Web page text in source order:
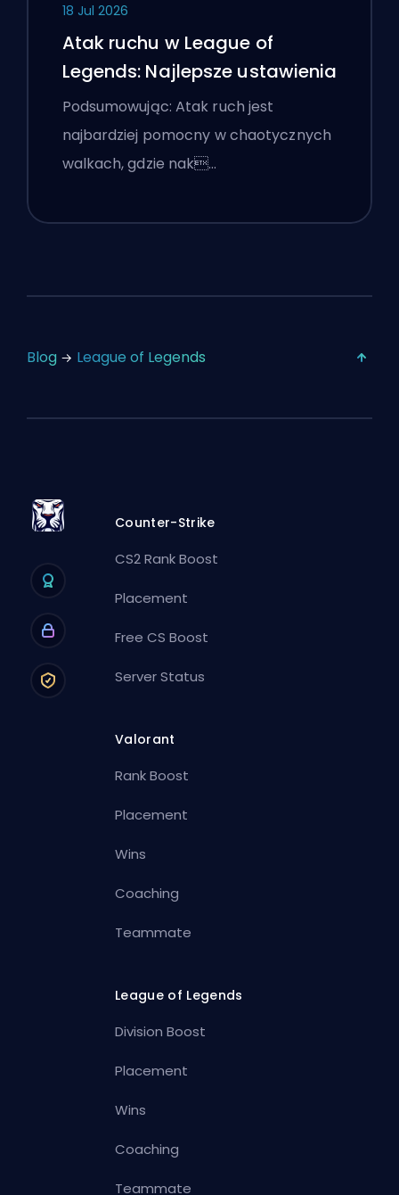
18 Jul 2026
Atak ruchu w League of
Legends: Najlepsze ustawienia
Podsumowując: Atak ruch jest
najbardziej pomocny w chaotycznych
walkach, gdzie nak…
Blog League of Legends
Counter-Strike
CS2 Rank Boost
Placement
Free CS Boost
Server Status
Valorant
Rank Boost
Placement
Wins
Coaching
Teammate
League of Legends
Division Boost
Placement
Wins
Coaching
Teammate